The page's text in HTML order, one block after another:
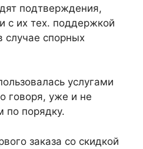
подтверждения,
с их тех. поддержкой
случае спорных
услугами
говоря, уже и не
по порядку.
заказа со скидкой